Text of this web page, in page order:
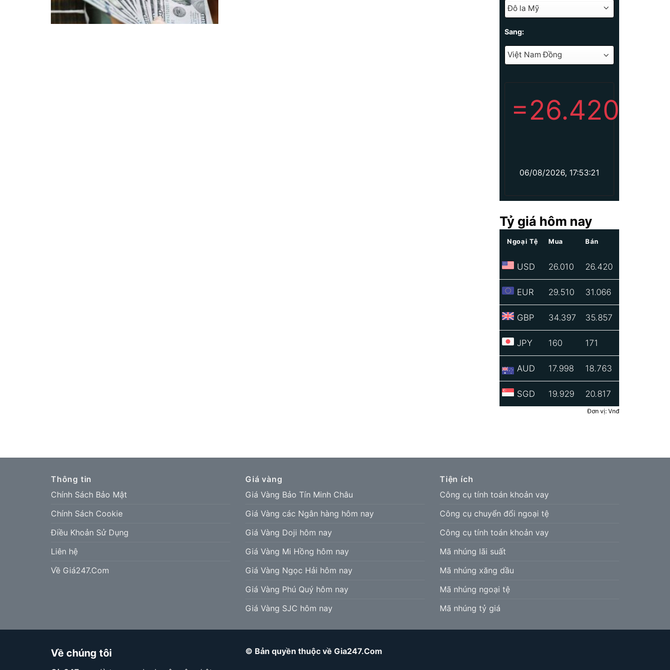
Sang:
=26.420
06/08/2026, 17:53:21
Tỷ giá hôm nay
Ngoại Tệ Mua Bán
USD 26.010 26.420
EUR 29.510 31.066
GBP 34.397 35.857
JPY 160 171
AUD 17.998 18.763
SGD 19.929 20.817
Đơn vị: Vnđ
Thông tin
Chính Sách Bảo Mật
Chính Sách Cookie
Điều Khoản Sử Dụng
Liên hệ
Về Giá247.Com
Giá vàng
Giá Vàng Bảo Tín Minh Châu
Giá Vàng các Ngân hàng hôm nay
Giá Vàng Doji hôm nay
Giá Vàng Mi Hồng hôm nay
Giá Vàng Ngọc Hải hôm nay
Giá Vàng Phú Quý hôm nay
Giá Vàng SJC hôm nay
Tiện ích
Công cụ tính toán khoản vay
Công cụ chuyển đổi ngoại tệ
Công cụ tính toán khoản vay
Mã nhúng lãi suất
Mã nhúng xăng dầu
Mã nhúng ngoại tệ
Mã nhúng tỷ giá
Về chúng tôi © Bản quyền thuộc về Gia247.Com